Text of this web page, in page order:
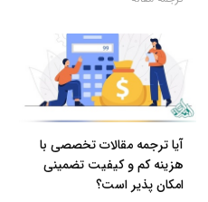
آیا ترجمه مقالات تخصصی با
هزینه کم و کیفیت تضمینی
امکان پذیر است؟